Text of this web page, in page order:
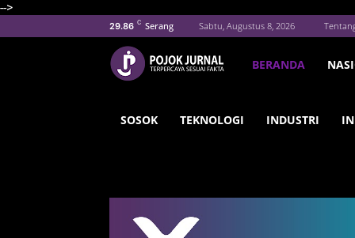
-->
29.86 C Serang Sabtu, Augustus 8, 2026
BERANDA
SOSOK TEKNOLOGI INDUSTRI